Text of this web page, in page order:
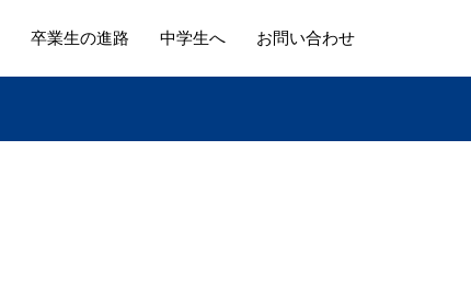
卒業生の進路 中学生へ お問い合わせ